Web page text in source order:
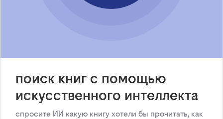
поиск книг с помощью
искусственного интеллекта
спросите ИИ какую книгу хотели бы прочитать, как